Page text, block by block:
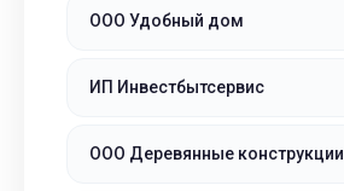
ООО Удобный дом
ИП Инвестбытсервис
ООО Деревянные конструкции